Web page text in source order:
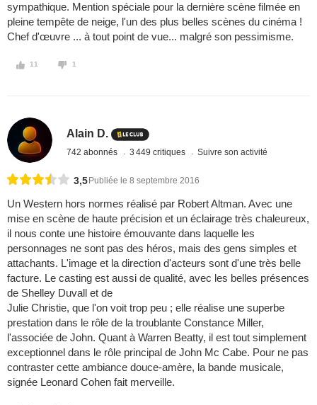
sympathique. Mention spéciale pour la dernière scène filmée en
pleine tempête de neige, l'un des plus belles scènes du cinéma !
Chef d'œuvre ... à tout point de vue... malgré son pessimisme.
11 1
Alain D.
742 abonnés 3 449 critiques Suivre son activité
3,5 Publiée le 8 septembre 2016
Un Western hors normes réalisé par Robert Altman. Avec une
mise en scène de haute précision et un éclairage très chaleureux,
il nous conte une histoire émouvante dans laquelle les
personnages ne sont pas des héros, mais des gens simples et
attachants. L'image et la direction d'acteurs sont d'une très belle
facture. Le casting est aussi de qualité, avec les belles présences
de Shelley Duvall et de
Julie Christie, que l'on voit trop peu ; elle réalise une superbe
prestation dans le rôle de la troublante Constance Miller,
l'associée de John. Quant à Warren Beatty, il est tout simplement
exceptionnel dans le rôle principal de John Mc Cabe. Pour ne pas
contraster cette ambiance douce-amère, la bande musicale,
signée Leonard Cohen fait merveille.